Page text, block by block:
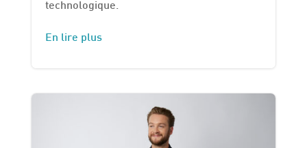
technologique.
En lire plus